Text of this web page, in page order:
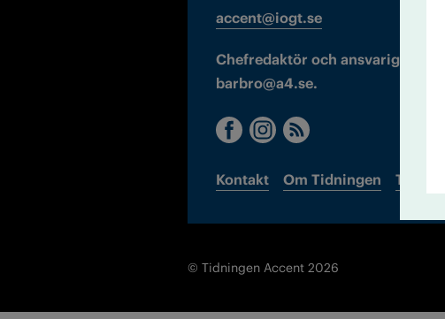
accent@iogt.se
Chefredaktör och ansvarig
barbro@a4.se.
Kontakt Om Tidningen
© Tidningen Accent 2026